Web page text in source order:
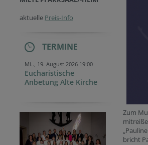
aktuelle Preis-Info
TERMINE
Mi.., 19. August 2026 19:00
Eucharistische
Anbetung Alte Kirche
Zum
bricht